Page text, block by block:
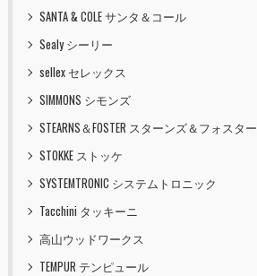
SANTA & COLE サンタ＆コール
Sealy シーリー
sellex セレックス
SIMMONS シモンズ
STEARNS＆FOSTER スターンズ＆フォスター
STOKKE ストッケ
SYSTEMTRONIC システムトロニック
Tacchini タッキーニ
高山ウッドワークス
TEMPUR テンピュール